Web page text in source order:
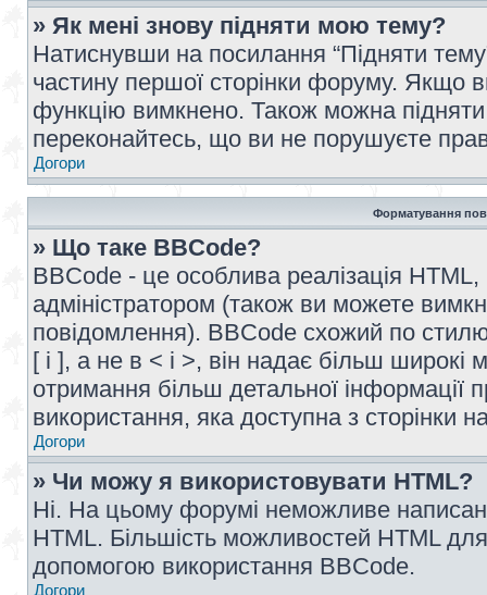
» Як мені знову підняти мою тему?
Натиснувши на посилання “Підняти
частину першої сторінки форуму. Якщо
функцію вимкнено. Також можна
переконайтесь, що ви не порушуєте
Догори
Форматування
» Що таке BBCode?
BBCode - це особлива реалізація
адміністратором (також ви можете
повідомлення). BBCode схожий по
[ і ], а не в < і >, він надає більш
отримання більш детальної інформації
використання, яка доступна з сторінки
Догори
» Чи можу я використовувати HTML?
Ні. На цьому форумі неможливе
HTML. Більшість можливостей HTML
допомогою використання BBCode.
Догори